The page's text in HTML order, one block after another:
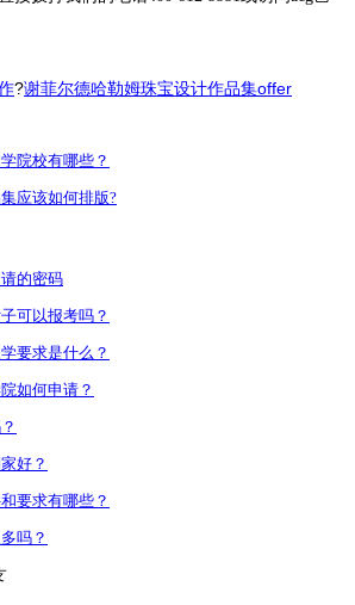
?谢菲尔德哈勒姆珠宝设计作品集offer
院校有哪些？
应该如何排版?
的密码
可以报考吗？
要求是什么？
如何申请？
好？
要求有哪些？
吗？